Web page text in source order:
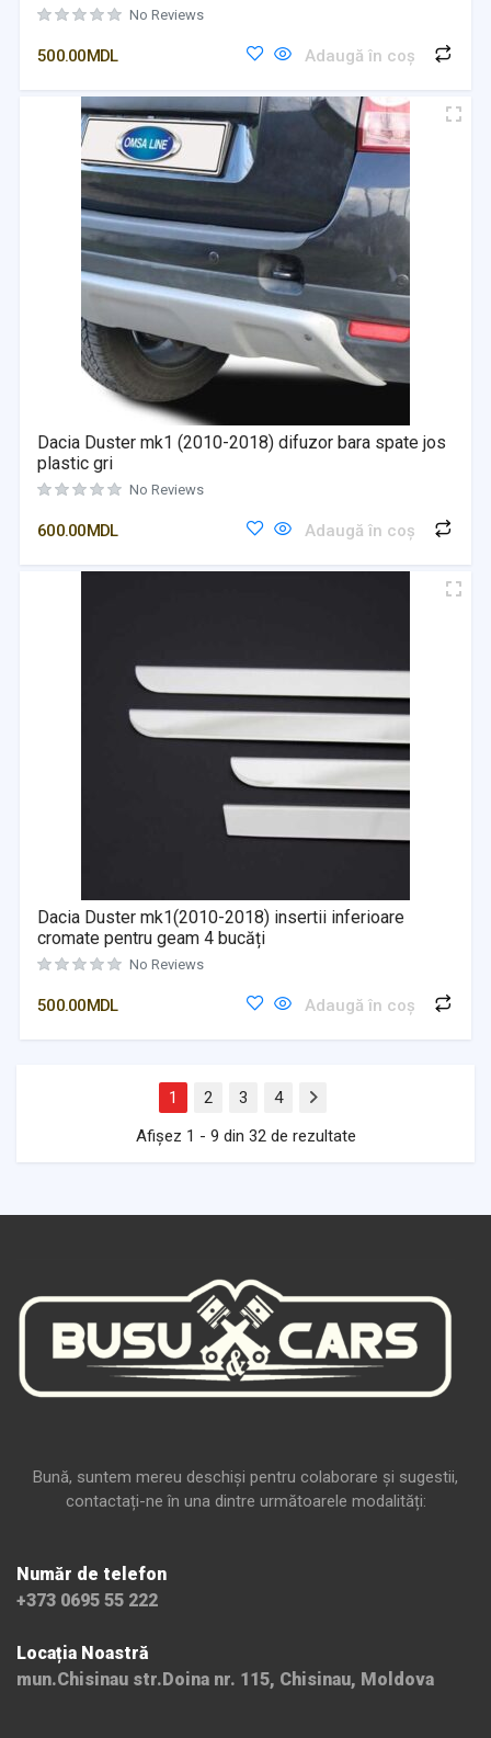
No Reviews
500.00MDL Adaugă în coș
Dacia Duster mk1 (2010-2018) difuzor bara spate jos
plastic gri
No Reviews
600.00MDL Adaugă în coș
Dacia Duster mk1(2010-2018) insertii inferioare
cromate pentru geam 4 bucăți
No Reviews
500.00MDL Adaugă în coș
1 2 3 4
Next
Afișez 1 - 9 din 32 de rezultate
Bună, suntem mereu deschiși pentru colaborare și sugestii,
contactați-ne în una dintre următoarele modalități:
Număr de telefon
+373 0695 55 222
Locația Noastră
mun.Chisinau str.Doina nr. 115, Chisinau, Moldova